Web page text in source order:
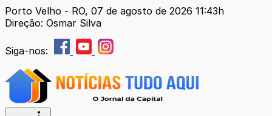
Porto Velho - RO, 07 de agosto de 2026 11:43h
Direção: Osmar Silva
Siga-nos: